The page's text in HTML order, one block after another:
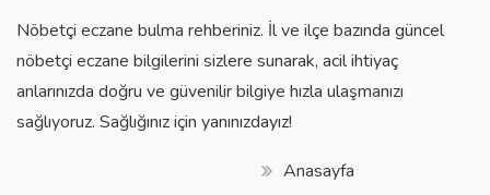
Nöbetçi eczane bulma rehberiniz. İl ve ilçe bazında güncel
nöbetçi eczane bilgilerini sizlere sunarak, acil ihtiyaç
anlarınızda doğru ve güvenilir bilgiye hızla ulaşmanızı
sağlıyoruz. Sağlığınız için yanınızdayız!
Anasayfa